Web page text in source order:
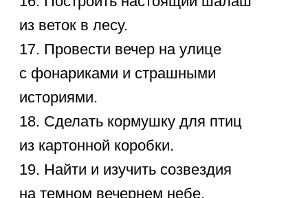
Курсы для
дошкольников
4-6 лет от 1 155 ₽/занятие
занятий и удобная онлайн-платформа.
Развивающие
детей
Все уроки проходят